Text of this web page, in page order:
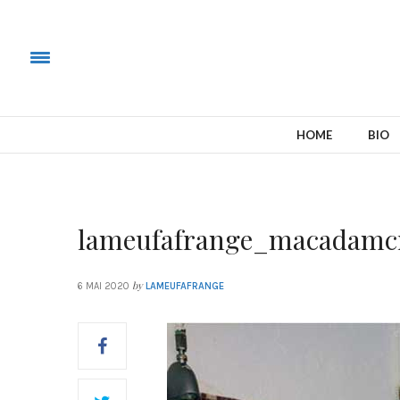
HOME BIO
6 MAI 2020 by LAMEUFAFRANGE